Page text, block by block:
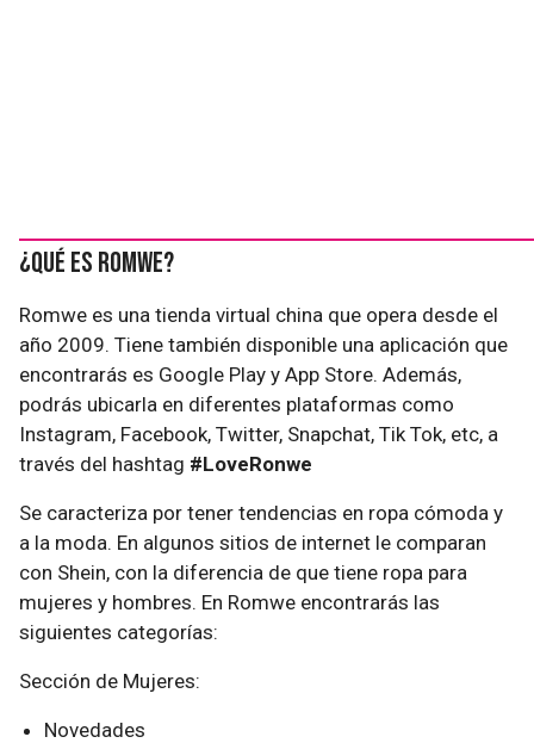
¿Qué es Romwe?
Romwe es una tienda virtual china que opera desde el
año 2009. Tiene también disponible una aplicación que
encontrarás es Google Play y App Store. Además,
podrás ubicarla en diferentes plataformas como
Instagram, Facebook, Twitter, Snapchat, Tik Tok, etc, a
través del hashtag #LoveRonwe
Se caracteriza por tener tendencias en ropa cómoda y
a la moda. En algunos sitios de internet le comparan
con Shein, con la diferencia de que tiene ropa para
mujeres y hombres. En Romwe encontrarás las
siguientes categorías:
Sección de Mujeres:
Novedades